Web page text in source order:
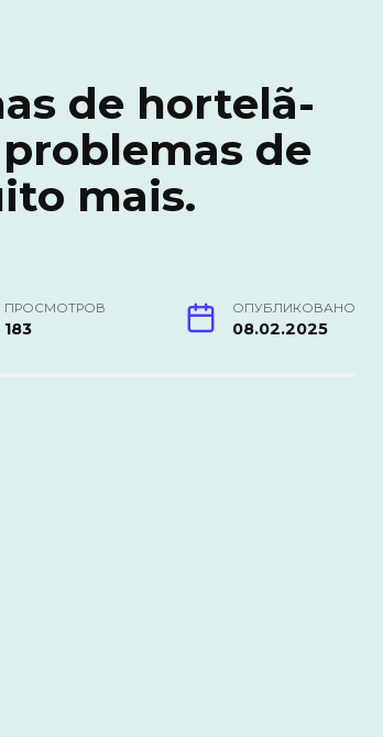
de hortelã-
de
mais.
ПРОСМОТРОВ
183
ОПУБЛИКОВАНО
08.02.2025